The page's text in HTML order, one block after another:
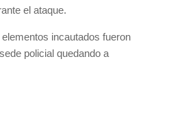
el ataque.
incautados fueron
policial quedando a